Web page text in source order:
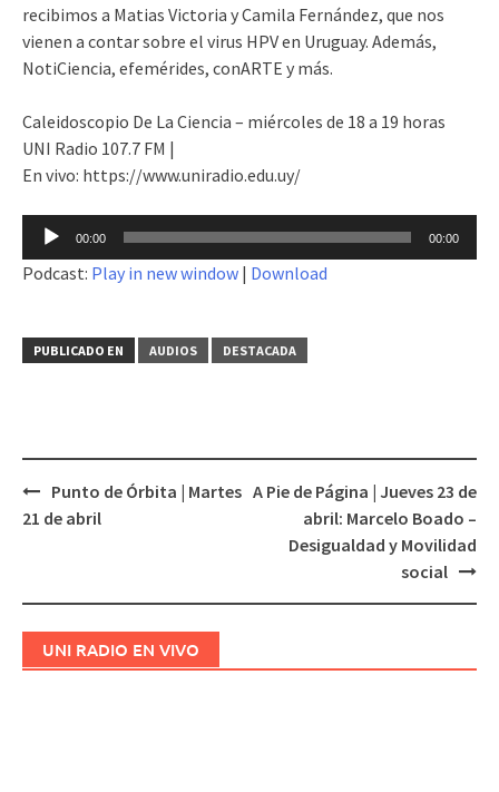
recibimos a Matias Victoria y Camila Fernández, que nos
vienen a contar sobre el virus HPV en Uruguay. Además,
NotiCiencia, efemérides, conARTE y más.
Caleidoscopio De La Ciencia – miércoles de 18 a 19 horas
UNI Radio 107.7 FM |
En vivo: https://www.uniradio.edu.uy/
Reproductor
audio
00:00 00:00
Podcast: Play in new window | Download
PUBLICADO EN AUDIOS DESTACADA
Navegación
Punto de Órbita | Martes
21 de abril
A Pie de Página | Jueves 23 de
abril: Marcelo Boado –
Desigualdad y Movilidad
social
UNI RADIO EN VIVO